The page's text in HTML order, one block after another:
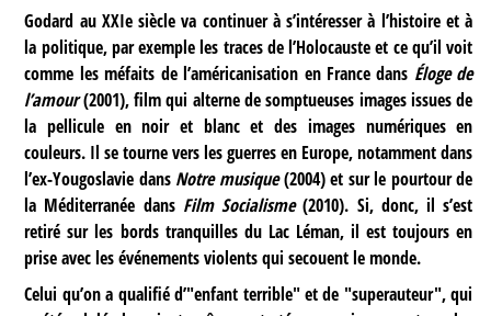
Godard au XXIe siècle va continuer à s’intéresser à l’histoire et à
la politique, par exemple les traces de l’Holocauste et ce qu’il voit
comme les méfaits de l’américanisation en France dans Éloge de
l’amour(2001), film qui alterne de somptueuses images issues de
la pellicule en noir et blanc et des images numériques en
couleurs. Il se tourne vers les guerres en Europe, notamment dans
l’ex-Yougoslavie dans Notre musique(2004) et sur le pourtour de
la Méditerranée dans Film Socialisme(2010). Si, donc, il s’est
retiré sur les bords tranquilles du Lac Léman, il est toujours en
prise avec les événements violents qui secouent le monde.
Celui qu’on a qualifié d’"enfant terrible" et de "superauteur", qui